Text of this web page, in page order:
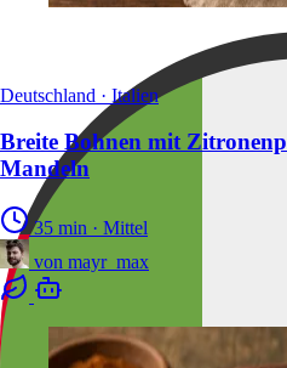
Deutschland · Italien
Breite Bohnen mit
Mandeln
35 min · Mittel
von mayr_max